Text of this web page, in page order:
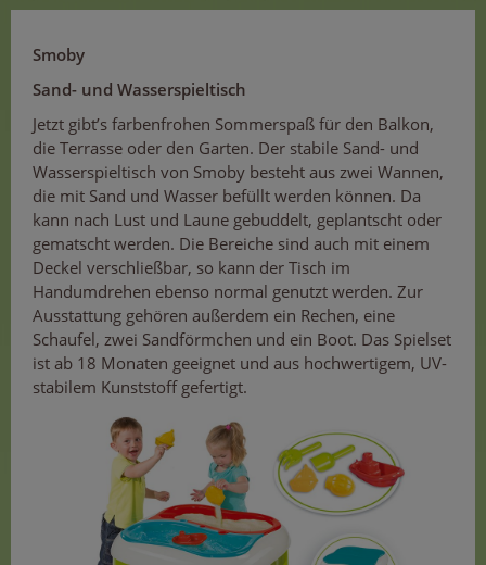
Smoby
Sand- und Wasserspieltisch
Jetzt gibt’s farbenfrohen Sommerspaß für den Balkon,
die Terrasse oder den Garten. Der stabile Sand- und
Wasserspieltisch von Smoby besteht aus zwei Wannen,
die mit Sand und Wasser befüllt werden können. Da
kann nach Lust und Laune gebuddelt, geplantscht oder
gematscht werden. Die Bereiche sind auch mit einem
Deckel verschließbar, so kann der Tisch im
Handumdrehen ebenso normal genutzt werden. Zur
Ausstattung gehören außerdem ein Rechen, eine
Schaufel, zwei Sandförmchen und ein Boot. Das Spielset
ist ab 18 Monaten geeignet und aus hochwertigem, UV-
stabilem Kunststoff gefertigt.